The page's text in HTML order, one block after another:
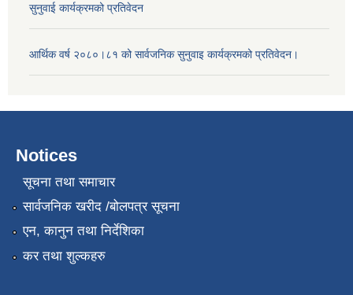
सुनुवाई कार्यक्रमको प्रतिवेदन
आर्थिक वर्ष २०८०।८१ को सार्वजनिक सुनुवाइ कार्यक्रमको प्रतिवेदन।
Notices
सूचना तथा समाचार
सार्वजनिक खरीद /बोलपत्र सूचना
एन, कानुन तथा निर्देशिका
कर तथा शुल्कहरु